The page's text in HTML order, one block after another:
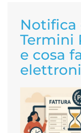
Notifica
Termini
e cosa